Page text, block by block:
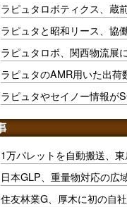
ラピュタロボティクス、蔵
ラピュタと昭和リース、協
ラピュタロボ、関西物流展
ラピュタのAMR用いた出荷
ラピュタやセイノー情報が
1万パレットを自動搬送、
日本GLP、重量物対応の広
住友林業G、厚木に初の自